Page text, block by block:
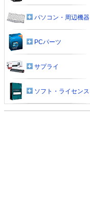
パソコン・周辺機器
PCパーツ
サプライ
ソフト・ライセンス